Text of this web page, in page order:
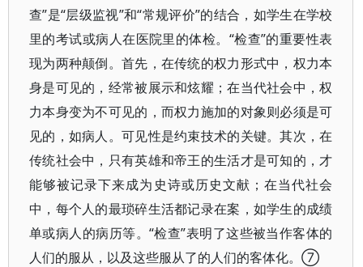
查”是“层级监视”和“常规评价”的结合，如学生在学校
里的考试或病人在医院里的体检。“检查”的重要性表
现为两种颠倒。首先，在传统的权力形式中，权力本
身是可见的，经常被展示和炫耀；在当代社会中，权
力本身变为不可见的，而权力施加的对象则必须是可
见的，如病人。可见性是约束技术的关键。其次，在
传统社会中，只有英雄和帝王的生活才是可知的，才
能够被记录下来成为史诗或历史文献；在当代社会
中，每个人的最琐碎生活都记录在案，如学生的成绩
单或病人的病历等。“检查”表明了这些被当作客体的
人们的服从，以及这些服从了的人们的客体化。⑦